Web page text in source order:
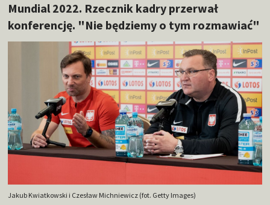
Mundial 2022. Rzecznik kadry przerwał
konferencję. "Nie będziemy o tym rozmawiać"
Jakub Kwiatkowski i Czesław Michniewicz (fot. Getty Images)